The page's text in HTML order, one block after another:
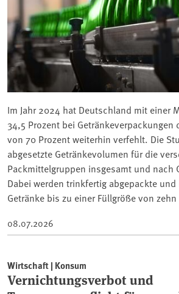
Im Jahr 2024 hat Deutschland mit einer
34,5 Prozent bei Getränkeverpackungen
von 70 Prozent weiterhin verfehlt. Die
abgesetzte Getränkevolumen für die
Packmittelgruppen insgesamt und nach
Dabei werden trinkfertig abgepackte
Getränke bis zu einer Füllgröße von
08.07.2026
Wirtschaft | Konsum
Vernichtungsverbot und